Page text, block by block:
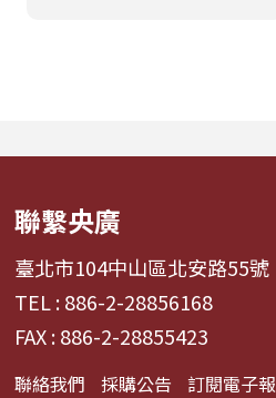
啦啦隊...
聯繫央廣
臺北市104中山區北安路55號
TEL : 886-2-28856168
FAX : 886-2-28855423
聯絡我們 採購公告 訂閱電子報